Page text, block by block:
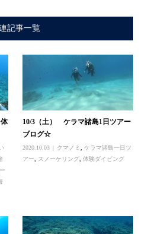
記事一覧
10/3（土） ケラマ諸島1日ツアー
ブログ☆
2020.10.03 クマノミ ,ケラマ諸島一日ツ
アー
スノーケリング ,体験ダイビング